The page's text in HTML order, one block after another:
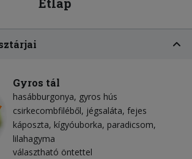
Gyros tál
hasábburgonya gyros hús
csirkecombfiléből jégsaláta fejes
káposzta kígyóuborka paradicsom
lilahagyma
választható öntettel